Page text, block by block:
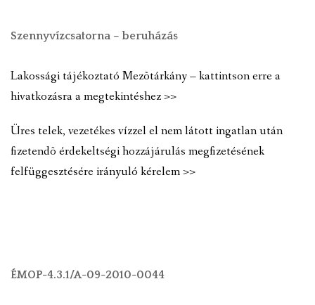
Szennyvízcsatorna – beruházás
Lakossági tájékoztató Mezõtárkány – kattintson erre a
hivatkozásra a megtekintéshez >>
Üres telek, vezetékes vízzel el nem látott ingatlan után
fizetendõ érdekeltségi hozzájárulás megfizetésének
felfüggesztésére irányuló kérelem >>
ÉMOP-4.3.1/A-09-2010-0044